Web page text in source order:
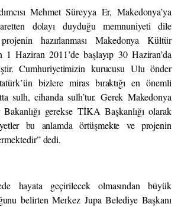
Mehmet Süreyya Er, Makedonya’ya
dolayı duyduğu memnuniyeti dile
hazırlanması Makedonya Kültür
1 Haziran 2011’de başlayıp 30 Haziran’da
Cumhuriyetimizin kurucusu Ulu önder
bizlere miras bıraktığı en önemli
sulh, cihanda sulh’tur. Gerek Makedonya
gerekse TİKA Başkanlığı olarak
bu anlamda örtüşmekte ve projenin
dedi.
hayata geçirilecek olmasından büyük
belirten Merkez Jupa Belediye Başkanı